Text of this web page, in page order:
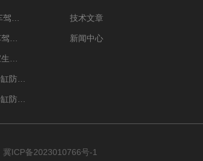
技术文章
新闻中心
冀ICP备2023010766号-1